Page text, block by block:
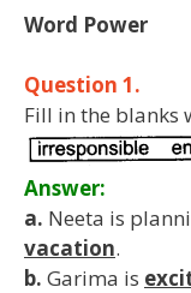
Word Power
Question 1.
Fill in the blanks
Answer:
a. Neeta is
vacation.
b. Garima is